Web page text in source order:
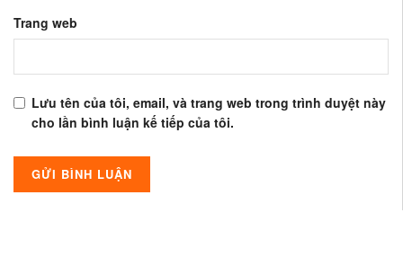
Trang web
Lưu tên của tôi, email, và trang web trong trình duyệt này
cho lần bình luận kế tiếp của tôi.